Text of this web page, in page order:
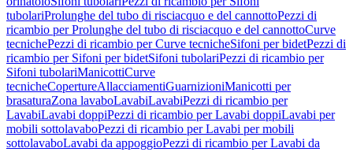
tubolariProlunghe del tubo di risciacquo e del cannottoPezzi di
ricambio per Prolunghe del tubo di risciacquo e del cannottoCurve
tecnichePezzi di ricambio per Curve tecnicheSifoni per bidetPezzi di
ricambio per Sifoni per bidetSifoni tubolariPezzi di ricambio per
Sifoni tubolariManicottiCurve
tecnicheCopertureAllacciamentiGuarnizioniManicotti per
brasaturaZona lavaboLavabiLavabiPezzi di ricambio per
LavabiLavabi doppiPezzi di ricambio per Lavabi doppiLavabi per
mobili sottolavaboPezzi di ricambio per Lavabi per mobili
sottolavaboLavabi da appoggioPezzi di ricambio per Lavabi da